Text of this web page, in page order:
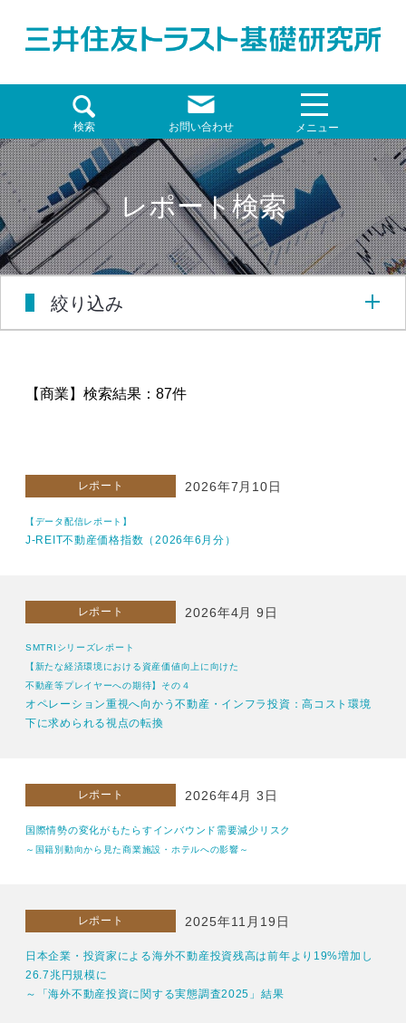
検索 お問い合わせ メニュー
レポート検索
絞り込み
【商業】 検索結果：87件
レポート 2026年7月10日
【データ配信レポート】
J-REIT不動産価格指数（2026年6月分）
レポート 2026年4月 9日
SMTRIシリーズレポート
【新たな経済環境における資産価値向上に向けた
不動産等プレイヤーへの期待】その４
オペレーション重視へ向かう不動産・インフラ投資：高コスト環境
下に求められる視点の転換
レポート 2026年4月 3日
国際情勢の変化がもたらすインバウンド需要減少リスク
～国籍別動向から見た商業施設・ホテルへの影響～
レポート 2025年11月19日
日本企業・投資家による海外不動産投資残高は前年より19%増加し
26.7兆円規模に
～「海外不動産投資に関する実態調査2025」結果